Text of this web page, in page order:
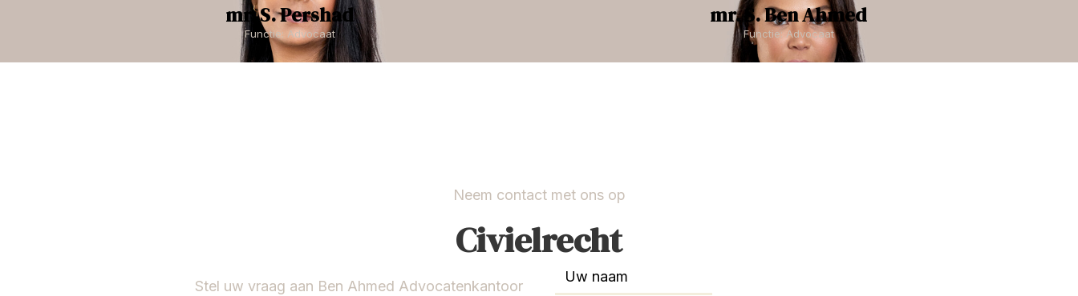
mr. S. Pershad
Functie: Advocaat
mr. S. Ben Ahmed
Functie: Advocaat
Neem contact met ons op
Civielrecht
Stel uw vraag aan Ben Ahmed Advocatenkantoor